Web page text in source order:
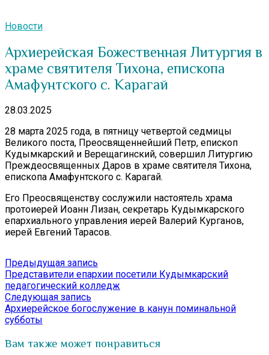
Новости
Архиерейская Божественная Литургия в
храме святителя Тихона, епископа
Амафунтского с. Карагай
28.03.2025
28 марта 2025 года, в пятницу четвертой седмицы
Великого поста, Преосвященнейший Петр, епископ
Кудымкарский и Верещагинский, совершил Литургию
Преждеосвященных Даров в храме святителя Тихона,
епископа Амафунтского с. Карагай.
Его Преосвященству сослужили настоятель храма
протоиерей Иоанн Лизан, секретарь Кудымкарского
епархиального управления иерей Валерий Курганов,
иерей Евгений Тарасов.
Навигация
по
записям
Предыдущая запись
запись:
Представители епархии посетили Кудымкарский
педагогический колледж
Следующая запись
запись:
Архиерейское богослужение в канун поминальной
субботы
Вам также может понравиться